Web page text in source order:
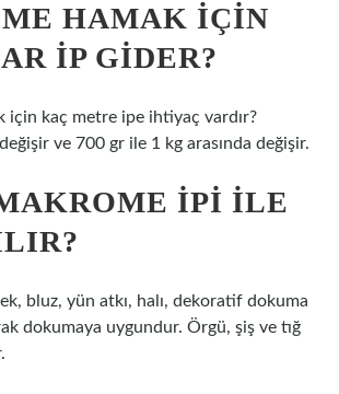
HAMAK IÇIN
IP GIDER?
için kaç metre ipe ihtiyaç vardır?
değişir ve 700 gr ile 1 kg arasında değişir.
IPI ILE
bluz, yün atkı, halı, dekoratif dokuma
dokumaya uygundur. Örgü, şiş ve tığ